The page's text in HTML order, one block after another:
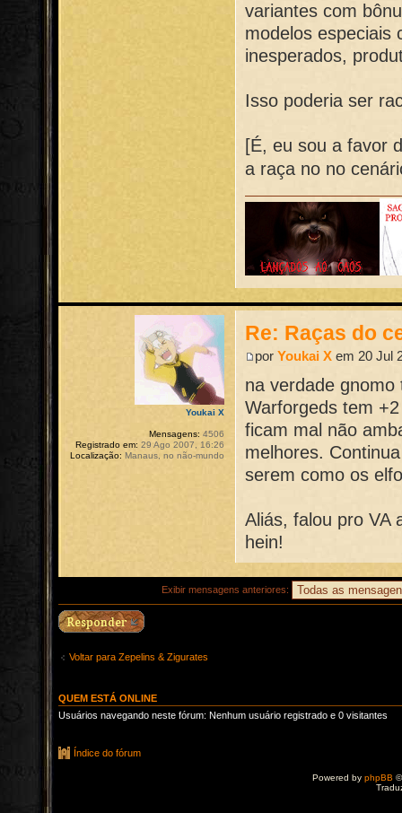
variantes com
modelos especiais
inesperados,
Isso poderia ser
[É, eu sou a favor
a raça no no
Re: Raças do
porYoukai X em 20 Jul
na verdade
Warforgeds tem
ficam mal não
melhores.
serem como os
Aliás, falou pro VA
hein!
Youkai X
Mensagens: 4506
Registrado em: 29 Ago 2007, 16:26
Localização: Manaus, no não-mundo
Exibir mensagens anteriores:
Voltar para Zepelins & Zigurates
QUEM ESTÁ ONLINE
Usuários navegando neste fórum: Nenhum usuário registrado e 0 visitantes
Índice do fórum
Powered by phpBB